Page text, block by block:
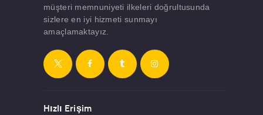
müşteri memnuniyeti ilkeleri doğrultusunda
sizlere en iyi hizmeti sunmayı
amaçlamaktayız.
Hızlı Erişim